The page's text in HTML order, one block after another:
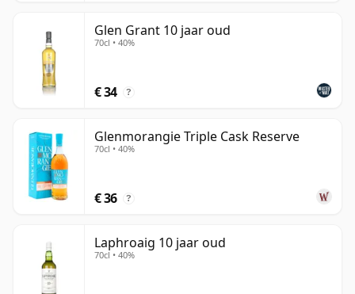
Glen Grant 10 jaar oud
70cl • 40%
€ 34 ?
Glenmorangie Triple Cask Reserve
70cl • 40%
€ 36 ?
Laphroaig 10 jaar oud
70cl • 40%